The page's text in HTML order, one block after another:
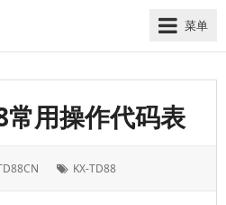
菜单
用操作代码表
标
KX-TD88